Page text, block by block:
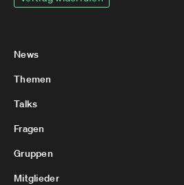
News
Themen
Talks
Fragen
Gruppen
Mitglieder